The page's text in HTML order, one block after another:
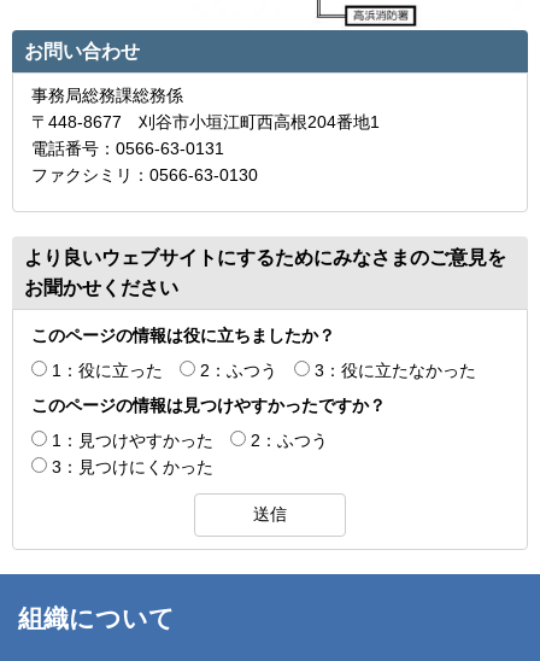
お問い合わせ
事務局総務課総務係
〒448-8677 刈谷市小垣江町西高根204番地1
電話番号：0566-63-0131
ファクシミリ：0566-63-0130
より良いウェブサイトにするためにみなさまのご意見を
お聞かせください
このページの情報は役に立ちましたか？
1：役に立った
2：ふつう
3：役に立たなかった
このページの情報は見つけやすかったですか？
1：見つけやすかった
2：ふつう
3：見つけにくかった
組織について